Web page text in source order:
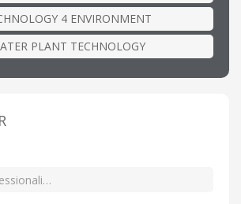
4 ENVIRONMENT
PLANT TECHNOLOGY